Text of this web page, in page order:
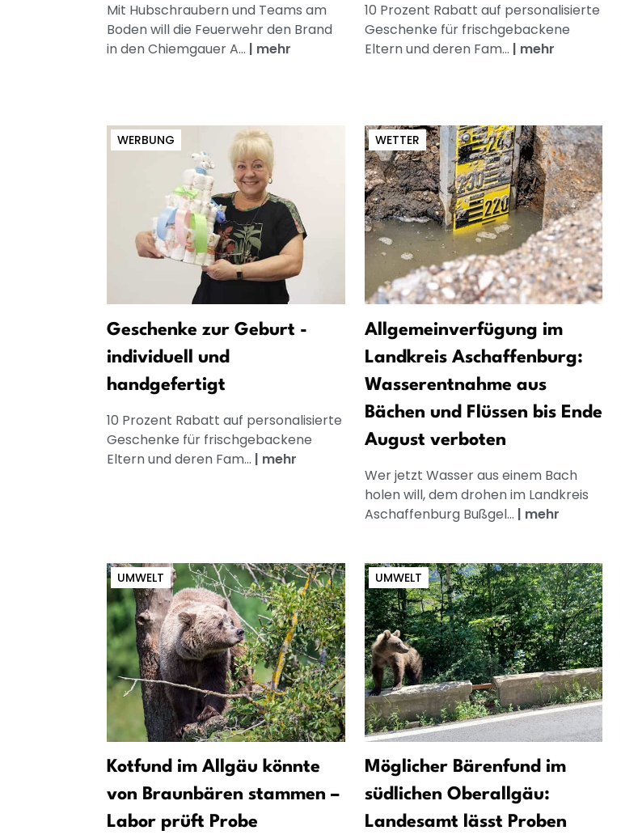
Mit Hubschraubern und Teams am
Boden will die Feuerwehr den Brand
in den Chiemgauer A... | mehr
10 Prozent Rabatt auf personalisierte
Geschenke für frischgebackene
Eltern und deren Fam... | mehr
WERBUNG
Geschenke zur Geburt -
individuell und
handgefertigt
10 Prozent Rabatt auf personalisierte
Geschenke für frischgebackene
Eltern und deren Fam... | mehr
WETTER
Allgemeinverfügung im
Landkreis Aschaffenburg:
Wasserentnahme aus
Bächen und Flüssen bis Ende
August verboten
Wer jetzt Wasser aus einem Bach
holen will, dem drohen im Landkreis
Aschaffenburg Bußgel... | mehr
UMWELT
Kotfund im Allgäu könnte
von Braunbären stammen –
Labor prüft Probe
UMWELT
Möglicher Bärenfund im
südlichen Oberallgäu:
Landesamt lässt Proben